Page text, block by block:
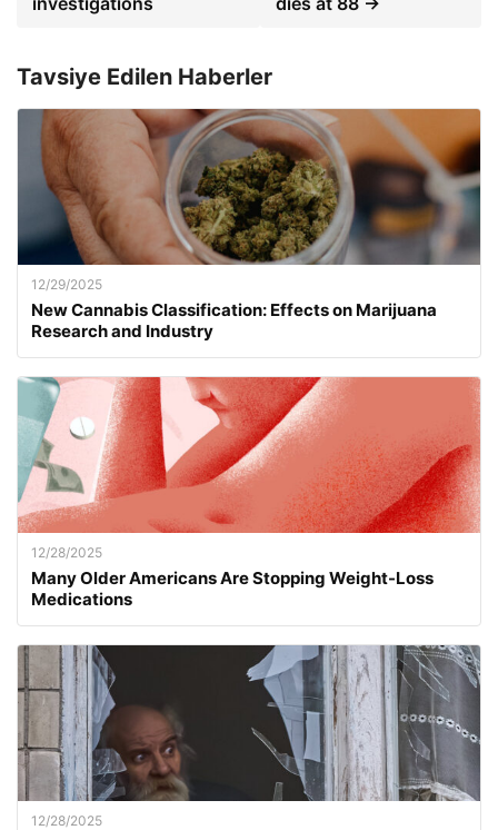
Tavsiye Edilen Haberler
12/29/2025
New Cannabis Classification: Effects on Marijuana
Research and Industry
12/28/2025
Many Older Americans Are Stopping Weight-Loss
Medications
12/28/2025